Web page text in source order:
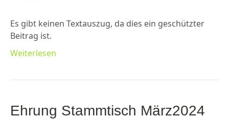
Es gibt keinen Textauszug, da dies ein geschützter
Beitrag ist.
Weiterlesen
Ehrung Stammtisch März2024